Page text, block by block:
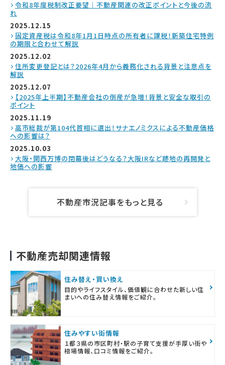
令和8年度税制改正要望｜不動産関連の改正ポイントと今後の流
れ
2025.12.15
固定資産税は令和8年1月1日時点の所有者に課税！新築住宅特例
の期限と合わせて解説
2025.12.02
住所変更登記とは？2026年4月から義務化される背景と注意点を
解説
2025.12.07
【2025年上半期】不動産会社の倒産が急増！背景と安全な取引の
ポイント
2025.11.19
高市総裁が第104代首相に選出！サナエノミクスによる不動産価格
への影響は？
2025.10.03
大阪・関西万博の閉幕後はどうなる？大阪IRなど跡地の再開発と
地価への影響
不動産市況記事をもっと見る
不動産売却関連情報
住み替え・買い換え
目的やライフスタイル、価値観に合わせた新しい住
まいへの住み替え情報をご紹介。
住みやすい街情報
１都３県の市区町村・駅の子育て支援が手厚い街や
相場情報、口コミ情報をご紹介。